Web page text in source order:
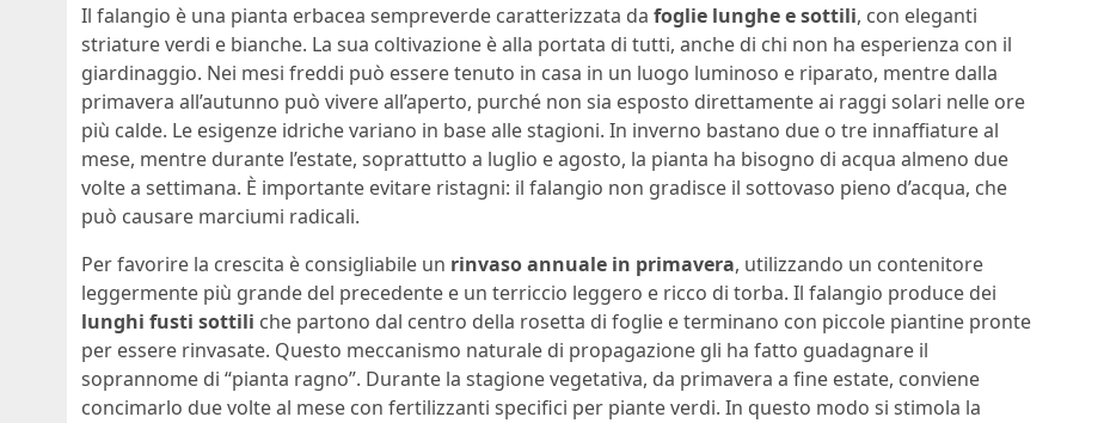
Il falangio è una pianta erbacea sempreverde caratterizzata da foglie lunghe e sottili, con eleganti
striature verdi e bianche. La sua coltivazione è alla portata di tutti, anche di chi non ha esperienza con il
giardinaggio. Nei mesi freddi può essere tenuto in casa in un luogo luminoso e riparato, mentre dalla
primavera all’autunno può vivere all’aperto, purché non sia esposto direttamente ai raggi solari nelle ore
più calde. Le esigenze idriche variano in base alle stagioni. In inverno bastano due o tre innaffiature al
mese, mentre durante l’estate, soprattutto a luglio e agosto, la pianta ha bisogno di acqua almeno due
volte a settimana. È importante evitare ristagni: il falangio non gradisce il sottovaso pieno d’acqua, che
può causare marciumi radicali.
Per favorire la crescita è consigliabile un rinvaso annuale in primavera, utilizzando un contenitore
leggermente più grande del precedente e un terriccio leggero e ricco di torba. Il falangio produce dei
lunghi fusti sottili che partono dal centro della rosetta di foglie e terminano con piccole piantine pronte
per essere rinvasate. Questo meccanismo naturale di propagazione gli ha fatto guadagnare il
soprannome di “pianta ragno”. Durante la stagione vegetativa, da primavera a fine estate, conviene
concimarlo due volte al mese con fertilizzanti specifici per piante verdi. In questo modo si stimola la